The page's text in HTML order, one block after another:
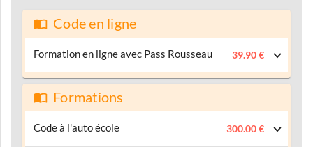
Code en ligne
Formation en ligne avec Pass Rousseau 39.90 €
Formations
Code à l'auto école 300.00 €